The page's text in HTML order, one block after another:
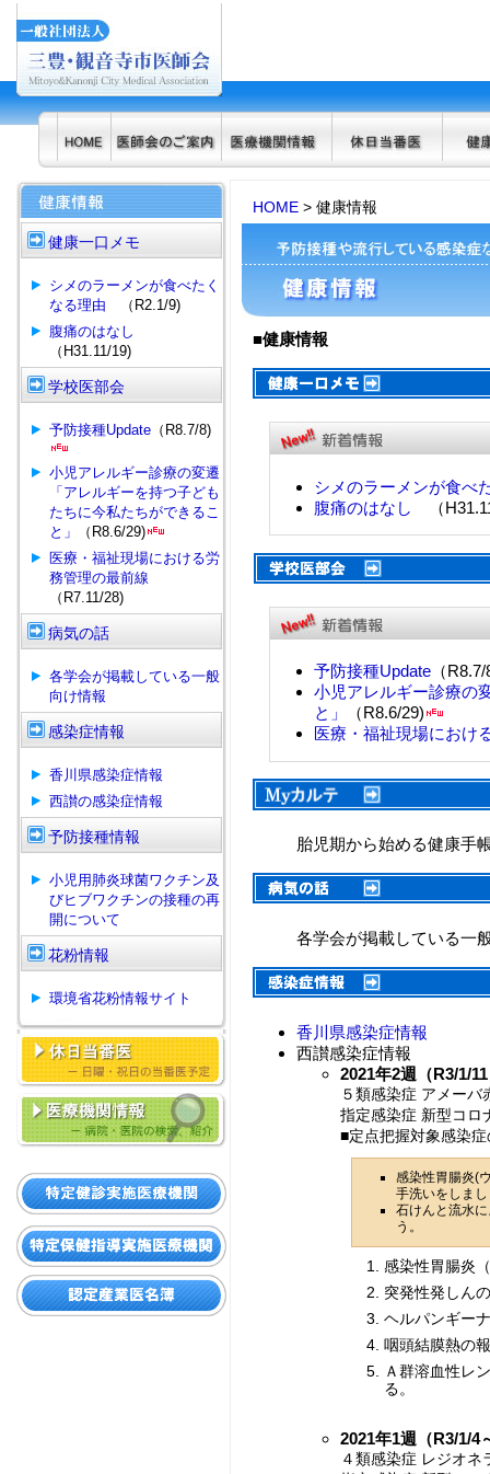
健康一口メモ
シメのラーメンが食べたく
なる理由 （R2.1/9)
腹痛のはなし
（H31.11/19)
学校医部会
予防接種Update （R8.7/8)
小児アレルギー診療の変遷
「アレルギーを持つ子ども
たちに今私たちができるこ
と」
（R8.6/29)
医療・福祉現場における労
務管理の最前線
（R7.11/28)
病気の話
各学会が掲載している一般
向け情報
感染症情報
香川県感染症情報
西讃の感染症情報
予防接種情報
小児用肺炎球菌ワクチン及
びヒブワクチンの接種の再
開について
花粉情報
環境省花粉情報サイト
HOME > 健康情報
■健康情報
シメのラーメンが食べ
腹痛のはなし
（
予防接種Update （
小児アレルギー診療の
と」
（R8.6/29)
医療・福祉現場におけ
胎児期から始める健康手
各学会が掲載している一
香川県感染症情報
西讃感染症情報
2021年2週（R3/1/
５類感染症 アメーバ
指定感染症 新型コロ
■定点把握対象感染
感染性胃腸炎(
手洗いをしま
石けんと流水
う。
感染性胃腸炎
突発性発しん
ヘルパンギー
咽頭結膜熱の
Ａ群溶血性レ
る。
2021年1週（R3/1/4
４類感染症 レジオネ